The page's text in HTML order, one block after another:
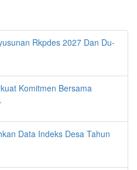
Rkpdes 2027 Dan Du-
Komitmen Bersama
Data Indeks Desa Tahun